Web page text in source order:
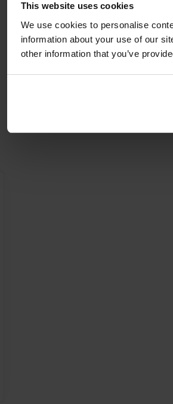
This website uses cookies
We use cookies to personalise
information about your use of our
other information that you’ve